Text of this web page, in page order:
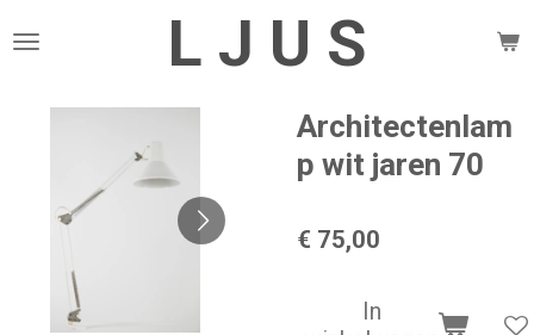
direct
L J U S
Architectenlam
p wit jaren 70
€ 75,00
In